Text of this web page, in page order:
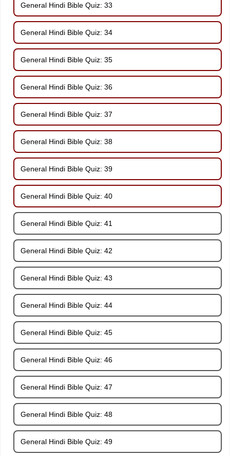
General Hindi Bible Quiz: 33
General Hindi Bible Quiz: 34
General Hindi Bible Quiz: 35
General Hindi Bible Quiz: 36
General Hindi Bible Quiz: 37
General Hindi Bible Quiz: 38
General Hindi Bible Quiz: 39
General Hindi Bible Quiz: 40
General Hindi Bible Quiz: 41
General Hindi Bible Quiz: 42
General Hindi Bible Quiz: 43
General Hindi Bible Quiz: 44
General Hindi Bible Quiz: 45
General Hindi Bible Quiz: 46
General Hindi Bible Quiz: 47
General Hindi Bible Quiz: 48
General Hindi Bible Quiz: 49